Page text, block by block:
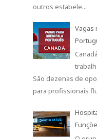
outros estabele...
Vagas
São dezenas de
para profissionais